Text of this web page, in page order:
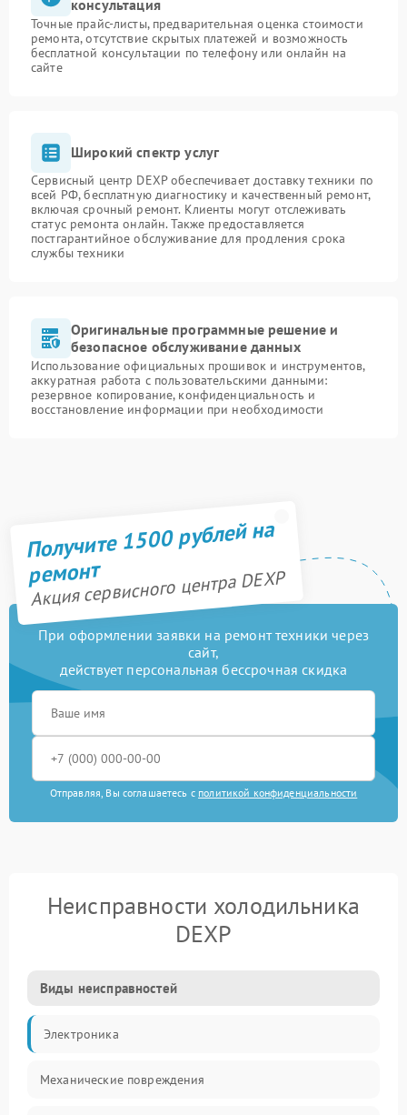
консультация
Точные прайс-листы, предварительная оценка стоимости
ремонта, отсутствие скрытых платежей и возможность
бесплатной консультации по телефону или онлайн на
сайте
Широкий спектр услуг
Сервисный центр DEXP обеспечивает доставку техники по
всей РФ, бесплатную диагностику и качественный ремонт,
включая срочный ремонт. Клиенты могут отслеживать
статус ремонта онлайн. Также предоставляется
постгарантийное обслуживание для продления срока
службы техники
Оригинальные программные решение и
безопасное обслуживание данных
Использование официальных прошивок и инструментов,
аккуратная работа с пользовательскими данными:
резервное копирование, конфиденциальность и
восстановление информации при необходимости
Получите 1500 рублей на
ремонт
Акция сервисного центра DEXP
При оформлении заявки на ремонт техники через
сайт,
действует персональная бессрочная скидка
Отправляя, Вы соглашаетесь с политикой конфиденциальности
Неисправности холодильника
DEXP
Виды неисправностей
Электроника
Механические повреждения